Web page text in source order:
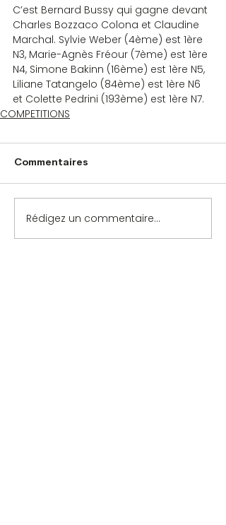
C’est Bernard Bussy qui gagne devant
Charles Bozzaco Colona et Claudine
Marchal. Sylvie Weber (4ème) est 1ère
N3, Marie-Agnès Fréour (7ème) est 1ère
N4, Simone Bakinn (16ème) est 1ère N5,
Liliane Tatangelo (84ème) est 1ère N6
et Colette Pedrini (193ème) est 1ère N7.
COMPETITIONS
Commentaires
Rédigez un commentaire...